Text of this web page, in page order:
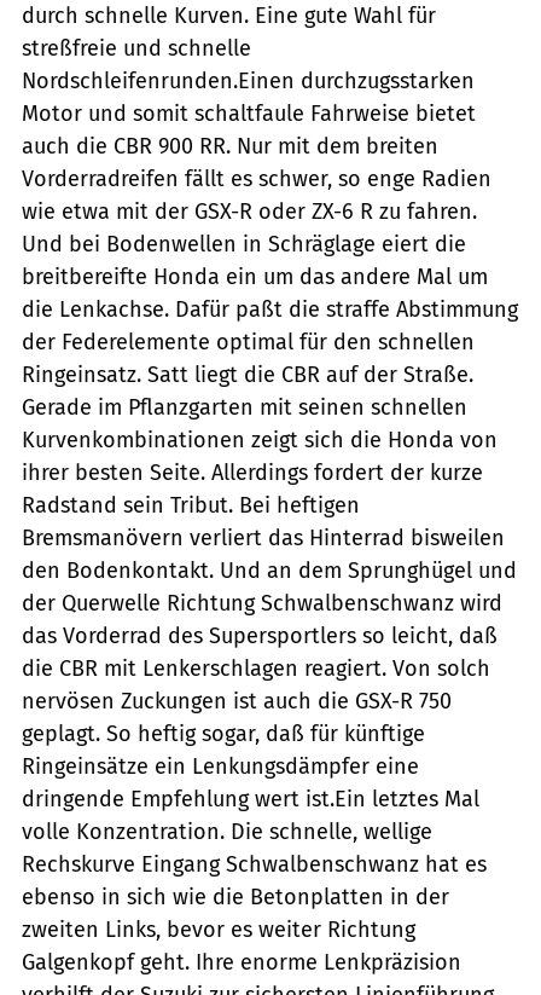
durch schnelle Kurven. Eine gute Wahl für
streßfreie und schnelle
Nordschleifenrunden.Einen durchzugsstarken
Motor und somit schaltfaule Fahrweise bietet
auch die CBR 900 RR. Nur mit dem breiten
Vorderradreifen fällt es schwer, so enge Radien
wie etwa mit der GSX-R oder ZX-6 R zu fahren.
Und bei Bodenwellen in Schräglage eiert die
breitbereifte Honda ein um das andere Mal um
die Lenkachse. Dafür paßt die straffe Abstimmung
der Federelemente optimal für den schnellen
Ringeinsatz. Satt liegt die CBR auf der Straße.
Gerade im Pflanzgarten mit seinen schnellen
Kurvenkombinationen zeigt sich die Honda von
ihrer besten Seite. Allerdings fordert der kurze
Radstand sein Tribut. Bei heftigen
Bremsmanövern verliert das Hinterrad bisweilen
den Bodenkontakt. Und an dem Sprunghügel und
der Querwelle Richtung Schwalbenschwanz wird
das Vorderrad des Supersportlers so leicht, daß
die CBR mit Lenkerschlagen reagiert. Von solch
nervösen Zuckungen ist auch die GSX-R 750
geplagt. So heftig sogar, daß für künftige
Ringeinsätze ein Lenkungsdämpfer eine
dringende Empfehlung wert ist.Ein letztes Mal
volle Konzentration. Die schnelle, wellige
Rechskurve Eingang Schwalbenschwanz hat es
ebenso in sich wie die Betonplatten in der
zweiten Links, bevor es weiter Richtung
Galgenkopf geht. Ihre enorme Lenkpräzision